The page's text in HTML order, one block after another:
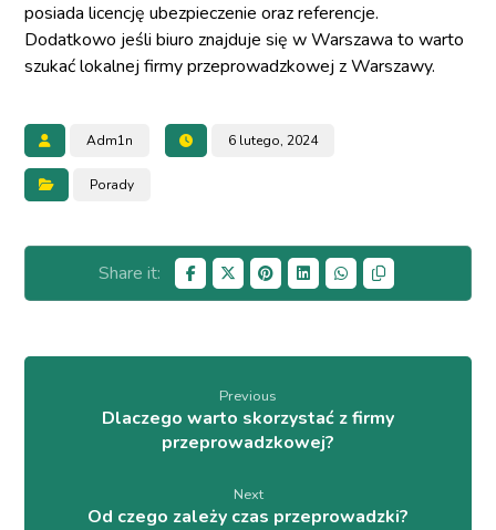
posiada licencję ubezpieczenie oraz referencje.
Dodatkowo jeśli biuro znajduje się w Warszawa to warto
szukać lokalnej firmy przeprowadzkowej z Warszawy.
Adm1n 6 lutego, 2024
Porady
Previous
Dlaczego warto skorzystać z firmy
przeprowadzkowej?
Next
Od czego zależy czas przeprowadzki?